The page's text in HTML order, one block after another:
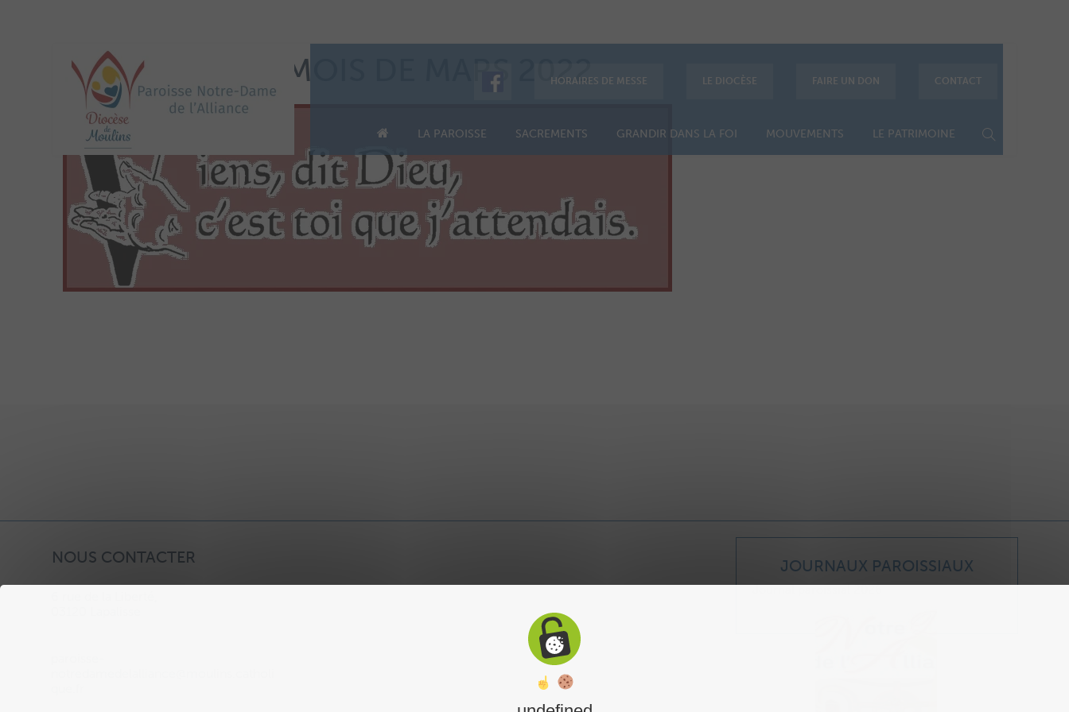
HORAIRES DE MESSE LE DIOCÈSE FAIRE UN DON CONTACT
LA PAROISSE SACREMENTS GRANDIR DANS LA FOI MOUVEMENTS LE PATRIMOINE
IMAGE PRIÈRE MOIS DE MARS 2022
NOUS CONTACTER JOURNAUX PAROISSIAUX
Journal paroissial 2026